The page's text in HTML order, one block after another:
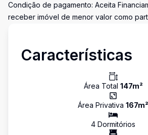
Condição de pagamento: Aceita
receber imóvel de menor valor como
Características
Área Total 147m²
Área Privativa 167m²
4 Dormitórios